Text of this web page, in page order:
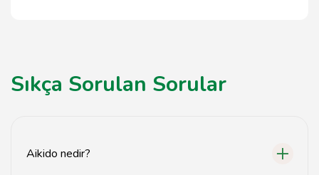
Sıkça Sorulan Sorular
Aikido nedir?